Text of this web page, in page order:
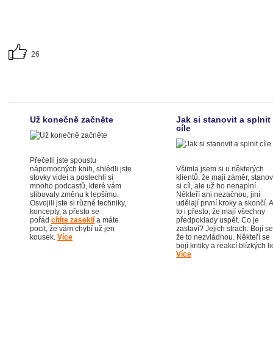
26
Už konečně začněte
Přečetli jste spoustu
nápomocných knih, shlédli jste
stovky videí a poslechli si
mnoho podcastů, které vám
slibovaly změnu k lepšímu.
Osvojili jste si různé techniky,
koncepty, a přesto se
pořád cítíte zaseklí a máte
pocit, že vám chybí už jen
kousek. Více
Jak si stanovit a splnit
cíle
Všimla jsem si u některých
klientů, že mají záměr,
si cíl, ale už ho nenaplní.
Někteří ani nezačnou, jiní
udělají první kroky a skončí. A
to i přesto, že mají všechny
předpoklady uspět. Co je
zastaví? Jejich strach. Bojí
že to nezvládnou. Někteří se
bojí kritiky a reakcí blízkých
Více